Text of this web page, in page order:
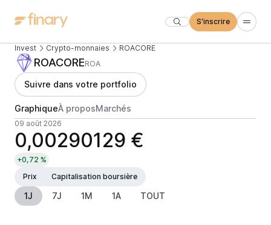
S'inscrire
Invest Crypto-monnaies ROACORE
ROACOREROA
Suivre dans votre portfolio
GraphiqueÀ proposMarchés
09 août 2026
0,00290129 €
+0,72 %
Prix
Capitalisation boursière
1J 7J 1M 1A TOUT